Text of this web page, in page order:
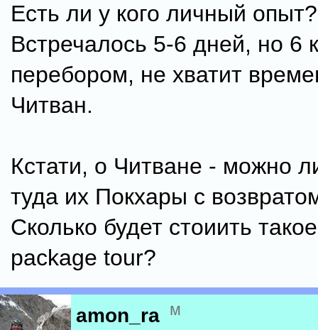
Есть ли у кого личный опыт?
Встречалось 5-6 дней, но 6
перебором, не хватит
Читван.
Кстати, о Читване - можно
туда их Покхары с
Сколько будет стоиить
package tour?
amon_ra м